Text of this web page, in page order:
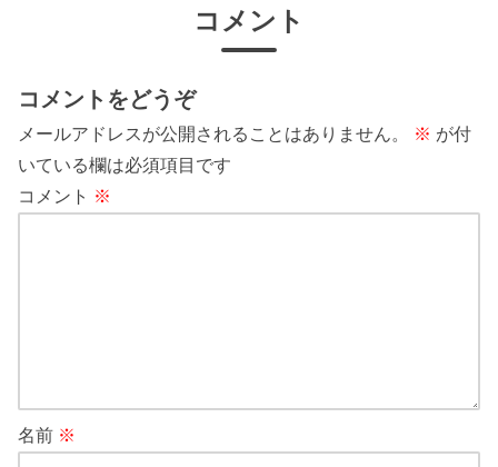
コメント
コメントをどうぞ
メールアドレスが公開されることはありません。 ※ が付
いている欄は必須項目です
コメント ※
名前 ※